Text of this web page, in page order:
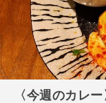
〈今週のカレ